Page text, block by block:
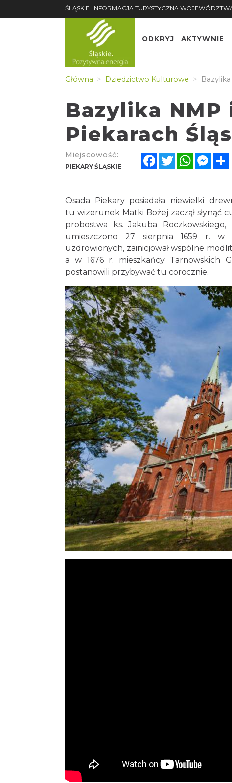
ŚLĄSKIE. INFORMACJA TURYSTYCZNA
ODKRYJ AKTYWNIE
Główna Dziedzictwo Kulturowe
Bazylika
Piekarach
Miejscowość:
PIEKARY ŚLĄSKIE
FacebookTwitterWhatsApp
Osada Piekary posiadała niewielki
tu wizerunek Matki Bożej zaczął słynąć
probostwa ks. Jakuba
umieszczono 27 sierpnia 1659 r. w
uzdrowionych, zainicjował wspólne
a w 1676 r. mieszkańcy Tarnowskich
postanowili przybywać tu corocznie.